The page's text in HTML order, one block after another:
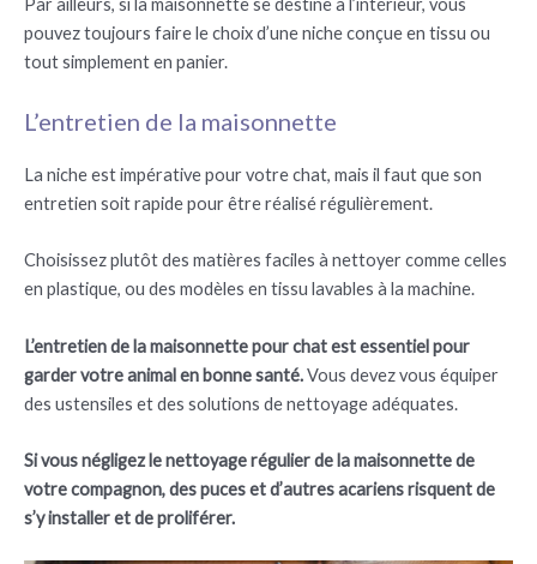
Par ailleurs, si la maisonnette se destine à l’intérieur, vous
pouvez toujours faire le choix d’une niche conçue en tissu ou
tout simplement en panier.
L’entretien de la maisonnette
La niche est impérative pour votre chat, mais il faut que son
entretien soit rapide pour être réalisé régulièrement.
Choisissez plutôt des matières faciles à nettoyer comme celles
en plastique, ou des modèles en tissu lavables à la machine.
L’entretien de la maisonnette pour chat est essentiel pour
garder votre animal en bonne santé.Vous devez vous équiper
des ustensiles et des solutions de nettoyage adéquates.
Si vous négligez le nettoyage régulier de la maisonnette de
votre compagnon, des puces et d’autres acariens risquent de
s’y installer et de proliférer.